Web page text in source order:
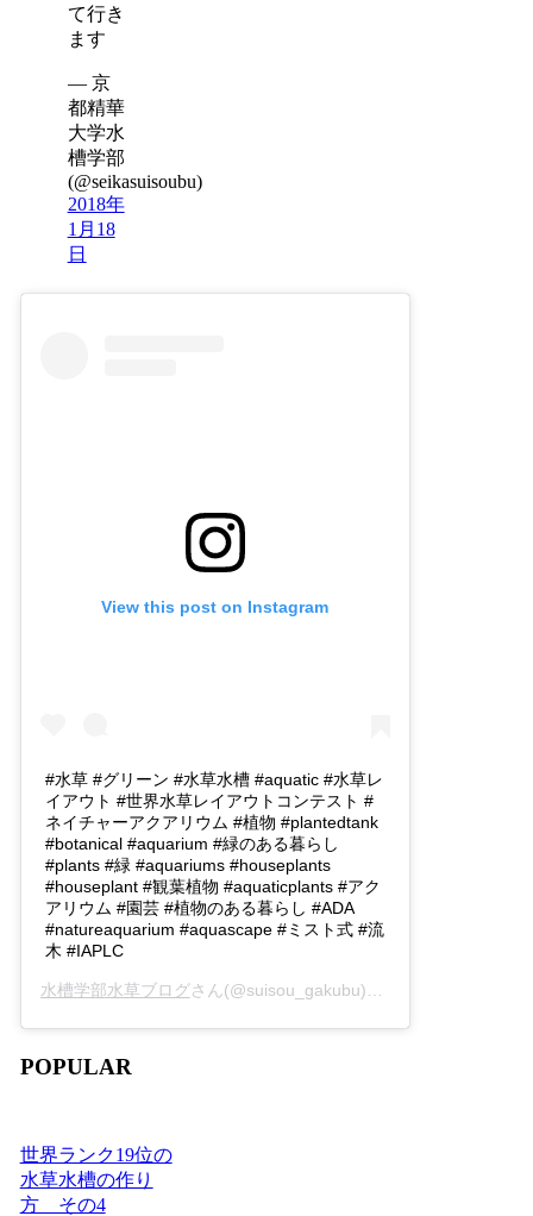
て行き
ます
— 京
都精華
大学水
槽学部
(@seikasuisoubu)
2018年
1月18
日
View this post on Instagram
#水草 #グリーン #水草水槽 #aquatic #水草レ
イアウト #世界水草レイアウトコンテスト #
ネイチャーアクアリウム #植物 #plantedtank
#botanical #aquarium #緑のある暮らし
#plants #緑 #aquariums #houseplants
#houseplant #観葉植物 #aquaticplants #アク
アリウム #園芸 #植物のある暮らし #ADA
#natureaquarium #aquascape #ミスト式 #流
木 #IAPLC
水槽学部水草ブログさん(@suisou_gakubu)がシェアした投稿 -
POPULAR
世界ランク19位の
水草水槽の作り
方 その4